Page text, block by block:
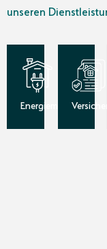
unseren
Energiemakler